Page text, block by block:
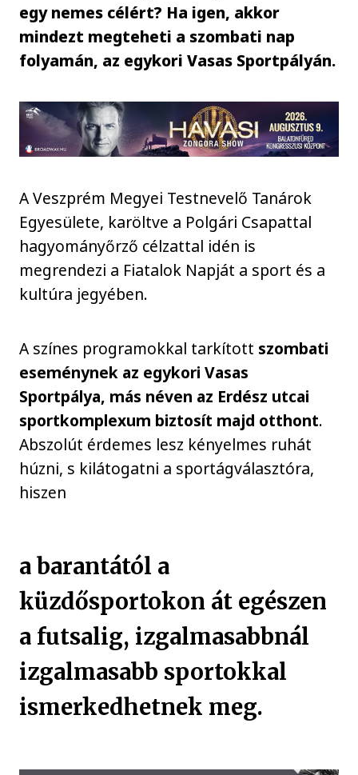
egy nemes célért? Ha igen, akkor
mindezt megteheti a szombati nap
folyamán, az egykori Vasas Sportpályán.
A Veszprém Megyei Testnevelő Tanárok
Egyesülete, karöltve a Polgári Csapattal
hagyományőrző célzattal idén is
megrendezi a Fiatalok Napját a sport és a
kultúra jegyében.
A színes programokkal tarkított szombati
eseménynek az egykori Vasas
Sportpálya, más néven az Erdész utcai
sportkomplexum biztosít majd otthont.
Abszolút érdemes lesz kényelmes ruhát
húzni, s kilátogatni a sportágválasztóra,
hiszen
abarantától a
küzdősportokon át egészen
a futsalig, izgalmasabbnál
izgalmasabb sportokkal
ismerkedhetnek meg.